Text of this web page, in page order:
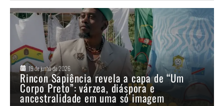
19 de junho de 2026
Rincon Sapiência revela a capa de “Um
Corpo Preto”: várzea, diáspora e
ancestralidade em uma só imagem